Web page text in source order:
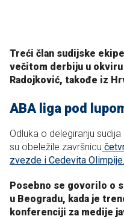
Treći član sudijske
večitom derbiju u
Radojković, takođe iz
ABA liga pod
Odluka o delegiranju
su obeležile završnicu
zvezde i Cedevita Olimpije.
Posebno se govorilo o
u Beogradu, kada je
konferenciji za medije